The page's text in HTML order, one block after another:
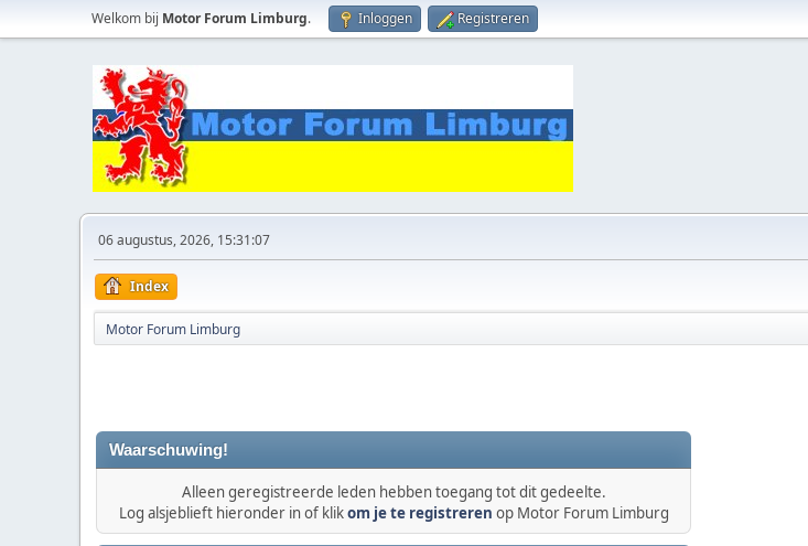
Welkom bij Motor Forum Limburg. Inloggen Registreren
06 augustus, 2026, 15:31:07
Index
Motor Forum Limburg
Waarschuwing!
Alleen geregistreerde leden hebben toegang tot dit gedeelte.
Log alsjeblieft hieronder in of klikom je te registreren op Motor Forum Limburg